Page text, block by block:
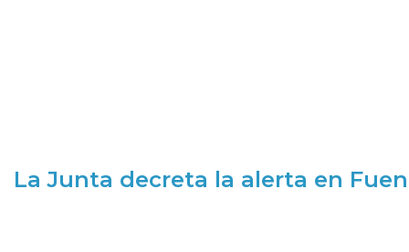
La Junta decreta la alerta en